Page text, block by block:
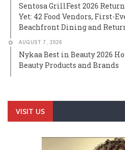
Sentosa GrillFest 2026
Yet: 42 Food Vendors, First-
Beachfront Dining and
AUGUST 7, 2026
Nykaa Best in Beauty 2026
Beauty Products and Brands
VISIT US